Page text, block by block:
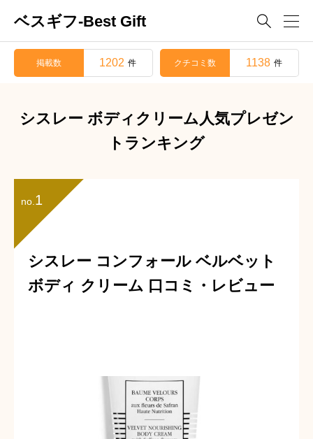
ベスギフ-Best Gift 
掲載数 1202 件 クチコミ数 1138 件
シスレー ボディクリーム人気プレゼン
トランキング
no. 1
シスレー コンフォール ベルベット
ボディ クリーム 口コミ・レビュー